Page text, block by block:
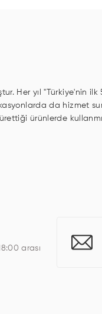
Her yıl "Türkiye'nin ilk
da hizmet
ürünlerde
hareket
katkı sağlamaktadır.
arası